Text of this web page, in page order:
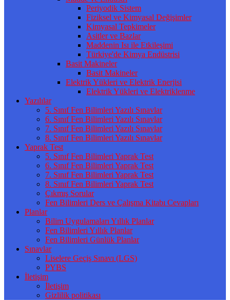
Periyodik Sistem
Fiziksel ve Kimyasal Değişimler
Kimyasal Tepkimeler
Asitler ve Bazlar
Maddenin Isı ile Etkileşimi
Türkiye'de Kimya Endüstrisi
Basit Makineler
Basit Makineler
Elektrik Yükleri ve Elektrik Enerjisi
Elektrik Yükleri ve Elektriklenme
Yazılılar
5. Sınıf Fen Bilimleri Yazılı Sınavlar
6. Sınıf Fen Bilimleri Yazılı Sınavlar
7. Sınıf Fen Bilimleri Yazılı Sınavlar
8. Sınıf Fen Bilimleri Yazılı Sınavlar
Yaprak Test
5. Sınıf Fen Bilimleri Yaprak Test
6. Sınıf Fen Bilimleri Yaprak Test
7. Sınıf Fen Bilimleri Yaprak Test
8. Sınıf Fen Bilimleri Yaprak Test
Çıkmış Sorular
Fen Bilimleri Ders ve Çalışma Kitabı Cevapları
Planlar
Bilim Uygulamaları Yıllık Planlar
Fen Bilimleri Yıllık Planlar
Fen Bilimleri Günlük Planlar
Sınavlar
Liselere Geçiş Sınavı (LGS)
PYBS
İletişim
İletişim
Gizlilik politikası